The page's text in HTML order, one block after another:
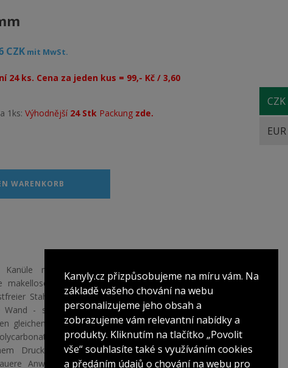
CZK
EUR
CZK mit MwSt.
24 ks. Cena za jeden kus = 99,- Kč / 3,60
1ks: Výhodnější 24 Stk Packung zde.
WARENKORB
Kanüle mit breiter Öffnung zur leichteren
makellose Oberfläche sorgt für eine glattere
Stahl sorgt für hervorragende Flexibilität
Wand - so können Sie eine dünnere Kanüle
gleichen. Durchsatz an Füllern erreichen. Die
ermöglicht eine sichere Applikation
Druck. Präzise Anwendung - Skala und
Anwendung. Zertifiziert für eine sichere
Kanyly.cz přizpůsobujeme na míru vám. Na
základě vašeho chování na webu
personalizujeme jeho obsah a
zobrazujeme vám relevantní nabídky a
produkty. Kliknutím na tlačítko „Povolit
vše“ souhlasíte také s využíváním cookies
a předáním údajů o chování na webu pro